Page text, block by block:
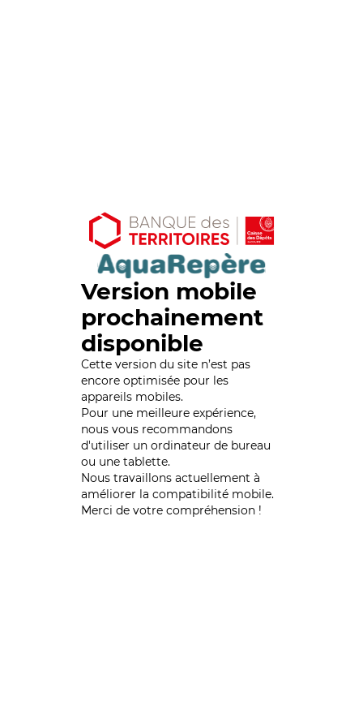
Version mobile
prochainement
disponible
Cette version du site n’est pas
encore optimisée pour les
appareils mobiles.
Pour une meilleure expérience,
nous vous recommandons
d'utiliser un ordinateur de bureau
ou une tablette.
Nous travaillons actuellement à
améliorer la compatibilité mobile.
Merci de votre compréhension !